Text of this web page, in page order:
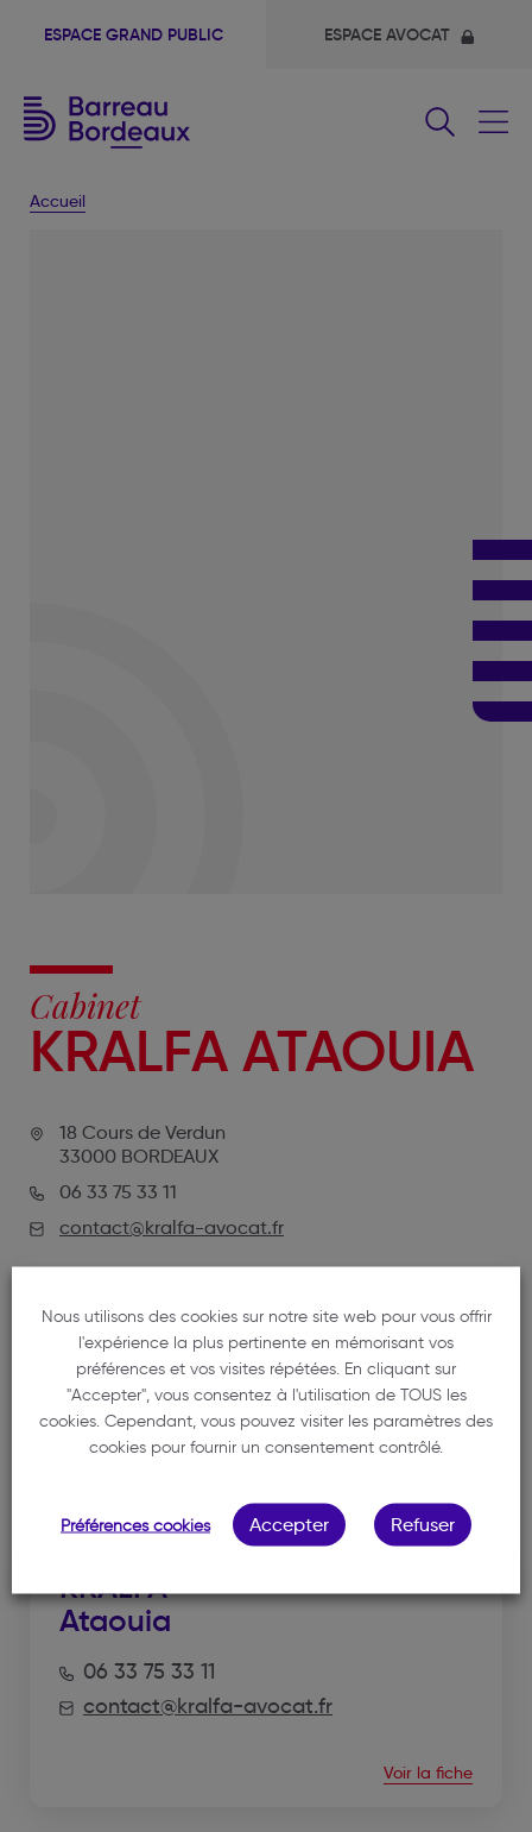
ESPACE GRAND PUBLIC ESPACE AVOCAT
Accueil
Cabinet
KRALFA ATAOUIA
18 Cours de Verdun
33000 BORDEAUX
06 33 75 33 11
contact@kralfa-avocat.fr
NOTRE MEMBRE
KRALFA
Ataouia
06 33 75 33 11
contact@kralfa-avocat.fr
Voir la fiche
Nous utilisons des cookies sur notre site web pour vous offrir
l'expérience la plus pertinente en mémorisant vos
préférences et vos visites répétées. En cliquant sur
"Accepter", vous consentez à l'utilisation de TOUS les
cookies. Cependant, vous pouvez visiter les paramètres des
cookies pour fournir un consentement contrôlé.
Préférences cookies Accepter Refuser